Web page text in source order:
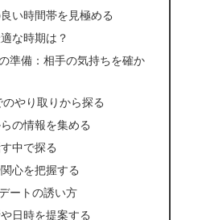
い時間帯を見極める
な時期は？
準備：相手の気持ちを確か
やり取りから探る
の情報を集める
中で探る
心を把握する
ートの誘い方
日時を提案する